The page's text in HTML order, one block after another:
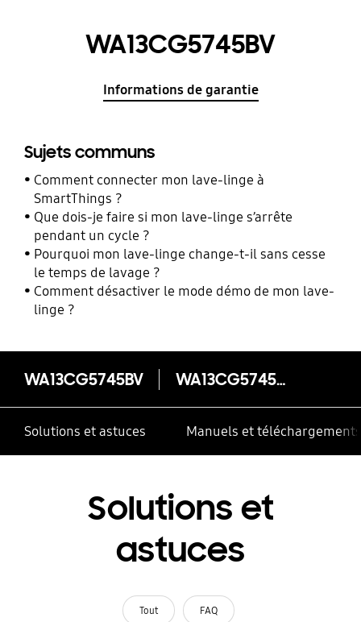
WA13CG5745BV
Informations de garantie
Sujets communs
Comment connecter mon lave-linge à
SmartThings ?
Que dois-je faire si mon lave-linge s’arrête
pendant un cycle ?
Pourquoi mon lave-linge change-t-il sans cesse
le temps de lavage ?
Comment désactiver le mode démo de mon lave-
linge ?
WA13CG5745BV WA13CG5745BV
Solutions et astuces Manuels et téléchargements
Solutions et
astuces
Tout FAQ